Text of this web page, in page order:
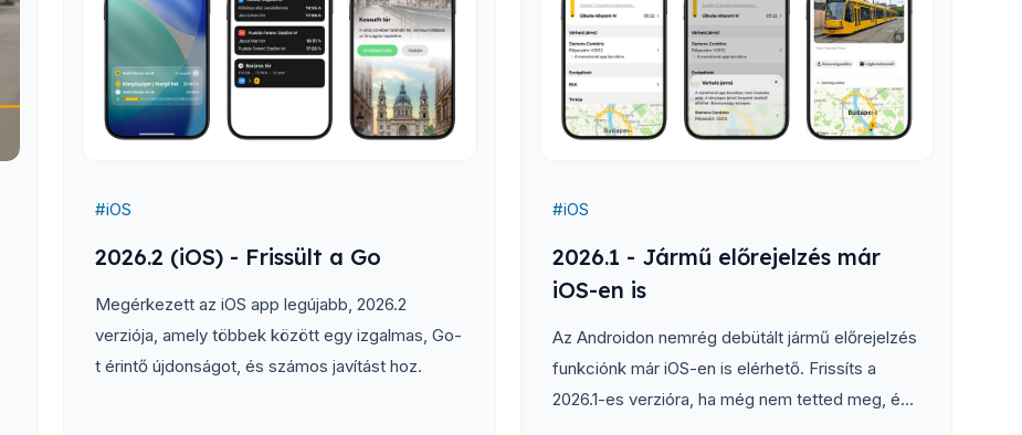
#iOS
2026.2 (iOS) - Frissült a Go
Megérkezett az iOS app legújabb, 2026.2
verziója, amely többek között egy izgalmas, Go-
t érintő újdonságot, és számos javítást hoz.
#iOS
2026.1 - Jármű előrejelzés már
iOS-en is
Az Androidon nemrég debütált jármű előrejelzés
funkciónk már iOS-en is elérhető. Frissíts a
2026.1-es verzióra, ha még nem tetted meg, és